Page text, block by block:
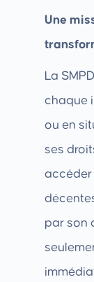
Une
La
chaque
ou en
ses
accéder
par son